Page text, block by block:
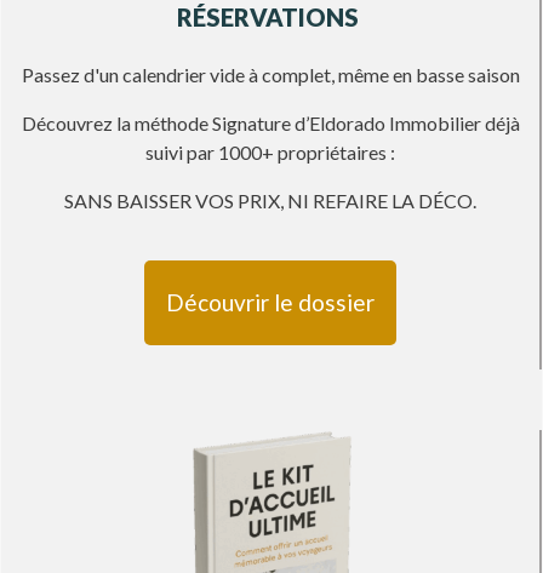
RÉSERVATIONS
Passez d'un calendrier vide à complet, même en basse saison
Découvrez la méthode Signature d’Eldorado Immobilier déjà
suivi par 1000+ propriétaires :
SANS BAISSER VOS PRIX, NI REFAIRE LA DÉCO.
Découvrir le dossier